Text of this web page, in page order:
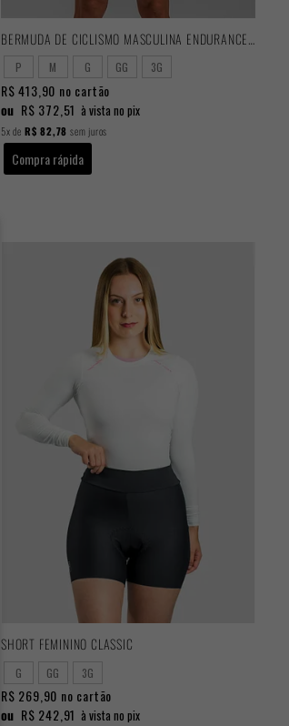
BERMUDA DE CICLISMO MASCULINA ENDURANCE 2025
P M G GG 3G
R$ 413,90 no cartão
ou R$ 372,51 à vista no pix
5xde R$ 82,78 sem juros
Compra rápida
SHORT FEMININO CLASSIC
G GG 3G
R$ 269,90 no cartão
ou R$ 242,91 à vista no pix